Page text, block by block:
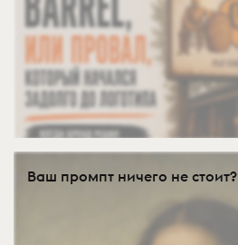
Ваш промпт ничего не стоит?